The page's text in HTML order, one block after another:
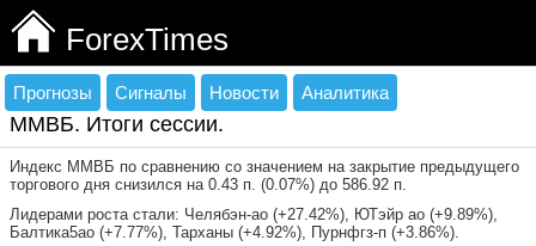
ForexTimes
Прогнозы Сигналы Новости Аналитика
ММВБ. Итоги сессии.
Индекс ММВБ по сравнению со значением на закрытие предыдущего
торгового дня снизился на 0.43 п. (0.07%) до 586.92 п.
Лидерами роста стали: Челябэн-ао (+27.42%), ЮТэйр ао (+9.89%),
Балтика5ао (+7.77%), Тарханы (+4.92%), Пурнфгз-п (+3.86%).